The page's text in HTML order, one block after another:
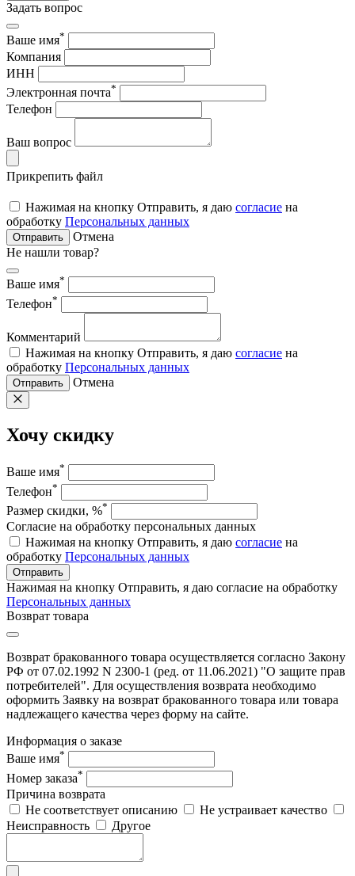
Задать вопрос
Ваше имя*
Компания
ИНН
Электронная почта*
Телефон
Ваш вопрос
Прикрепить файл
Нажимая на кнопку Отправить, я даю согласие на
обработку Персональных данных
Отправить
Отмена
Не нашли товар?
Ваше имя*
Телефон*
Комментарий
Нажимая на кнопку Отправить, я даю согласие на
обработку Персональных данных
Отправить Отмена
Хочу скидку
Ваше имя*
Телефон*
Размер скидки, %*
Согласие на обработку персональных данных
Нажимая на кнопку Отправить, я даю согласие на
обработку Персональных данных
Отправить
Нажимая на кнопку Отправить, я даю согласие на обработку
Персональных данных
Возврат товара
Возврат бракованного товара осуществляется согласно Закону
РФ от 07.02.1992 N 2300-1 (ред. от 11.06.2021) "О защите прав
потребителей". Для осуществления возврата необходимо
оформить Заявку на возврат бракованного товара или товара
надлежащего качества через форму на сайте.
Информация о заказе
Ваше имя*
Номер заказа*
Причина возврата
Не соответствует описанию
Не устраивает качество
Неисправность
Другое